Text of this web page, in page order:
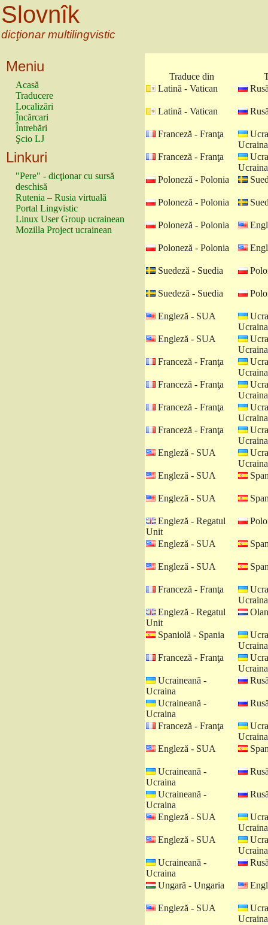
Slovnîk
dicţionar multilingvistic
Meniu
Acasă
Traducere
Localizări
Încărcari
Întrebări
Şcio LJ
Linkuri
"Pere" - dicţionar cu sursă
deschisă
Rutenia – Rusia virtuală
Portal Lingvistic
Linux User Group ucrainean
Mozilla Project ucrainean
Traduce din
Latină - Vatican
Latină - Vatican
Franceză - Franţa
Ucraina
Franceză - Franţa
Ucraina
Poloneză - Polonia
Poloneză - Polonia
Poloneză - Polonia
Poloneză - Polonia
Suedeză - Suedia
Suedeză - Suedia
Engleză - SUA
Ucraina
Engleză - SUA
Ucraina
Franceză - Franţa
Ucraina
Franceză - Franţa
Ucraina
Franceză - Franţa
Ucraina
Franceză - Franţa
Ucraina
Engleză - SUA
Ucraina
Engleză - SUA
Engleză - SUA
Engleză - Regatul
Unit
Engleză - SUA
Engleză - SUA
Franceză - Franţa
Ucraina
Engleză - Regatul
Unit
Spaniolă - Spania
Ucraina
Franceză - Franţa
Ucraina
Ucraineană -
Ucraina
Ucraineană -
Ucraina
Franceză - Franţa
Ucraina
Engleză - SUA
Ucraineană -
Ucraina
Ucraineană -
Ucraina
Engleză - SUA
Ucraina
Engleză - SUA
Ucraina
Ucraineană -
Ucraina
Ungară - Ungaria
Engleză - SUA
Ucraina